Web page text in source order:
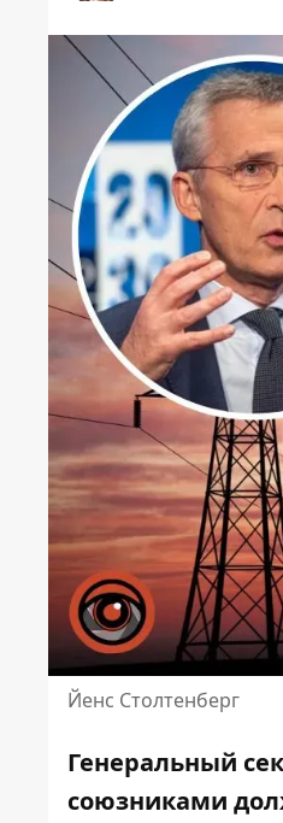
Йенс Столтенберг
Генеральный
союзниками